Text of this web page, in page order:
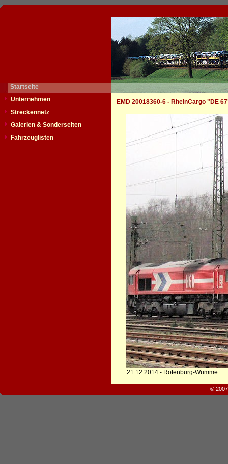
Startseite
Unternehmen
Streckennetz
Galerien & Sonderseiten
Fahrzeuglisten
EMD 20018360-6 - RheinCargo "DE
21.12.2014 - Rotenburg-Wümme
©